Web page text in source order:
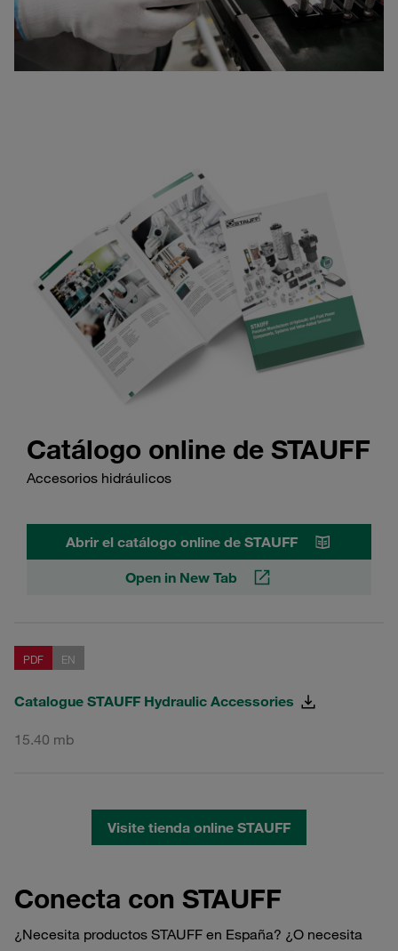
Catálogo online de STAUFF
Accesorios hidráulicos
Abrir el catálogo online de STAUFF
Open in New Tab
PDF EN
Catalogue STAUFF Hydraulic Accessories
15.40 mb
Visite tienda online STAUFF
Conecta con STAUFF
¿Necesita productos STAUFF en España? ¿O necesita